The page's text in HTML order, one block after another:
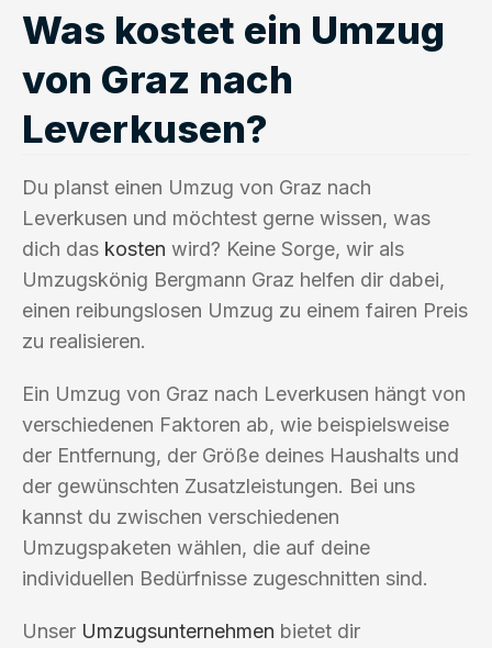
Was kostet ein Umzug
von Graz nach
Leverkusen?
Du planst einen Umzug von Graz nach
Leverkusen und möchtest gerne wissen, was
dich das kosten wird? Keine Sorge, wir als
Umzugskönig Bergmann Graz helfen dir dabei,
einen reibungslosen Umzug zu einem fairen Preis
zu realisieren.
Ein Umzug von Graz nach Leverkusen hängt von
verschiedenen Faktoren ab, wie beispielsweise
der Entfernung, der Größe deines Haushalts und
der gewünschten Zusatzleistungen. Bei uns
kannst du zwischen verschiedenen
Umzugspaketen wählen, die auf deine
individuellen Bedürfnisse zugeschnitten sind.
Unser Umzugsunternehmen bietet dir